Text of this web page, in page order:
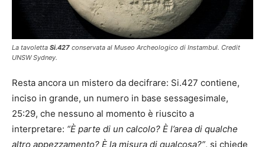
La tavoletta Si.427 conservata al Museo Archeologico di Instambul. Credit
UNSW Sydney.
Resta ancora un mistero da decifrare: Si.427 contiene,
inciso in grande, un numero in base sessagesimale,
25:29, che nessuno al momento è riuscito a
interpretare: “È parte di un calcolo? È l’area di qualche
altro appezzamento? È la misura di qualcosa?”, si chiede